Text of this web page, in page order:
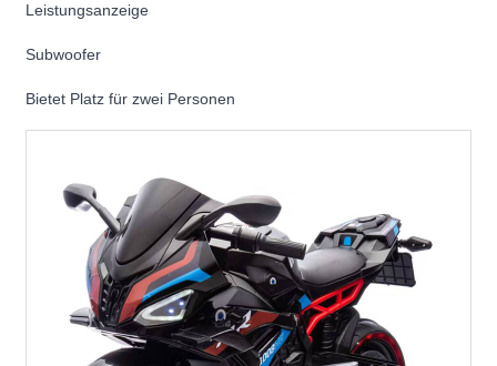
Leistungsanzeige
Subwoofer
Bietet Platz für zwei Personen